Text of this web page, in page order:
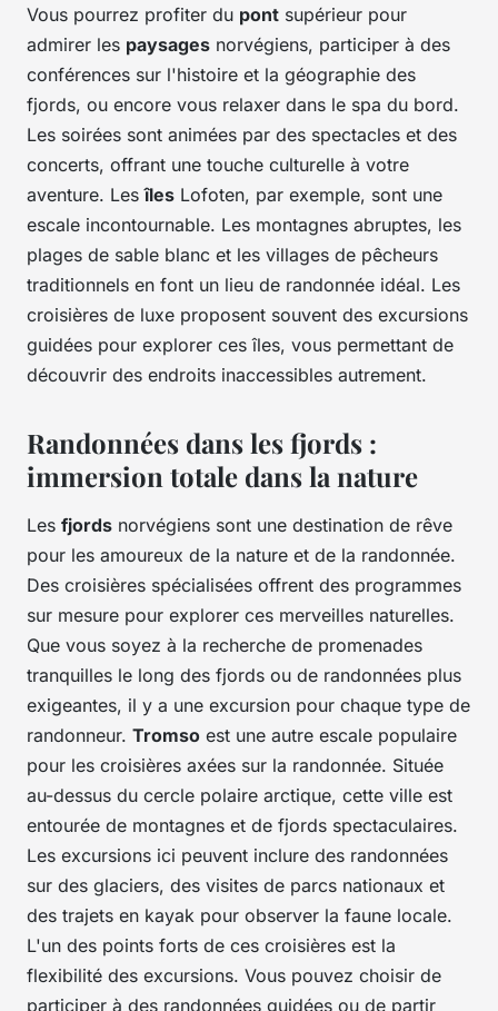
Vous pourrez profiter du pont supérieur pour
admirer les paysages norvégiens, participer à des
conférences sur l'histoire et la géographie des
fjords, ou encore vous relaxer dans le spa du bord.
Les soirées sont animées par des spectacles et des
concerts, offrant une touche culturelle à votre
aventure. Lesîles Lofoten, par exemple, sont une
escale incontournable. Les montagnes abruptes, les
plages de sable blanc et les villages de pêcheurs
traditionnels en font un lieu de randonnée idéal. Les
croisières de luxe proposent souvent des excursions
guidées pour explorer ces îles, vous permettant de
découvrir des endroits inaccessibles autrement.
Randonnées dans les fjords :
immersion totale dans la nature
Les fjords norvégiens sont une destination de rêve
pour les amoureux de la nature et de la randonnée.
Des croisières spécialisées offrent des programmes
sur mesure pour explorer ces merveilles naturelles.
Que vous soyez à la recherche de promenades
tranquilles le long des fjords ou de randonnées plus
exigeantes, il y a une excursion pour chaque type de
randonneur. Tromso est une autre escale populaire
pour les croisières axées sur la randonnée. Située
au-dessus du cercle polaire arctique, cette ville est
entourée de montagnes et de fjords spectaculaires.
Les excursions ici peuvent inclure des randonnées
sur des glaciers, des visites de parcs nationaux et
des trajets en kayak pour observer la faune locale.
L'un des points forts de ces croisières est la
flexibilité des excursions. Vous pouvez choisir de
participer à des randonnées guidées ou de partir